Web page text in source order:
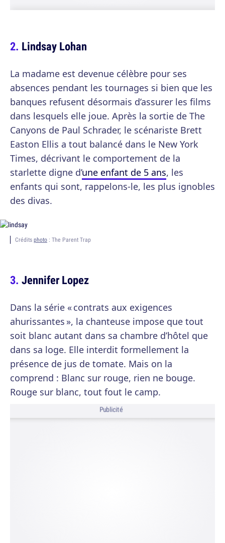
Lindsay Lohan
La madame est devenue célèbre pour ses
absences pendant les tournages si bien que les
banques refusent désormais d’assurer les films
dans lesquels elle joue. Après la sortie de The
Canyons de Paul Schrader, le scénariste Brett
Easton Ellis a tout balancé dans le New York
Times, décrivant le comportement de la
starlette digne d’une enfant de 5 ans, les
enfants qui sont, rappelons-le, les plus ignobles
des divas.
Crédits photo : The Parent Trap
Jennifer Lopez
Dans la série « contrats aux exigences
ahurissantes », la chanteuse impose que tout
soit blanc autant dans sa chambre d’hôtel que
dans sa loge. Elle interdit formellement la
présence de jus de tomate. Mais on la
comprend : Blanc sur rouge, rien ne bouge.
Rouge sur blanc, tout fout le camp.
Publicité